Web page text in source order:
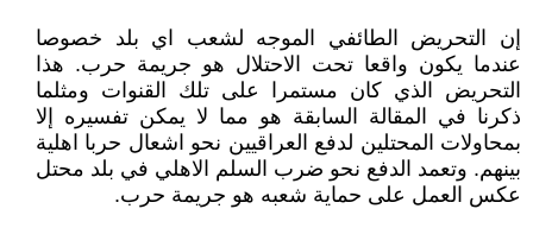
إن التحريض الطائفي الموجه لشعب اي بلد خصوصا
عندما يكون واقعا تحت الاحتلال هو جريمة حرب. هذا
التحريض الذي كان مستمرا على تلك القنوات ومثلما
ذكرنا في المقالة السابقة هو مما لا يمكن تفسيره إلا
بمحاولات المحتلين لدفع العراقيين نحو اشعال حربا اهلية
بينهم. وتعمد الدفع نحو ضرب السلم الاهلي في بلد محتل
عكس العمل على حماية شعبه هو جريمة حرب.